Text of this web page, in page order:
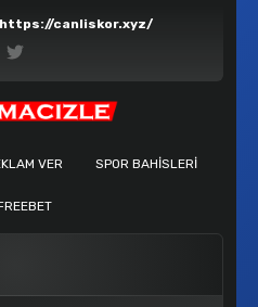
https://canliskor.xyz/
VER SPOR BAHISLERI